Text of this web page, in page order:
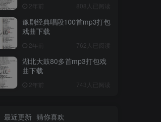
2年前 808人已阅读
豫剧经典唱段100首mp3打包
戏曲下载
2年前 762人已阅读
湖北大鼓80多首mp3打包戏
曲下载
2年前 743人已阅读
最近更新 猜你喜欢